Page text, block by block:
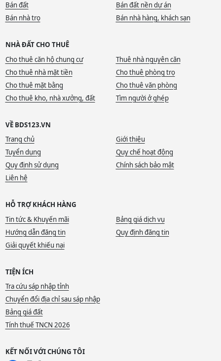
Bán đất
Bán đất nền dự án
Bán nhà trọ
Bán nhà hàng, khách sạn
NHÀ ĐẤT CHO THUÊ
Cho thuê căn hộ chung cư
Thuê nhà nguyên căn
Cho thuê nhà mặt tiền
Cho thuê phòng trọ
Cho thuê mặt bằng
Cho thuê văn phòng
Cho thuê kho, nhà xưởng, đất
Tìm người ở ghép
VỀ BDS123.VN
Trang chủ
Giới thiệu
Tuyển dụng
Quy chế hoạt động
Quy định sử dụng
Chính sách bảo mật
Liên hệ
HỖ TRỢ KHÁCH HÀNG
Tin tức & Khuyến mãi
Bảng giá dịch vụ
Hướng dẫn đăng tin
Quy định đăng tin
Giải quyết khiếu nại
TIỆN ÍCH
Tra cứu sáp nhập tỉnh
Chuyển đổi địa chỉ sau sáp nhập
Bảng giá đất
Tính thuế TNCN 2026
KẾT NỐI VỚI CHÚNG TÔI